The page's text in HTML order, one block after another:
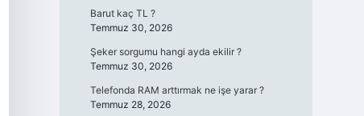
Barut kaç TL ?
Temmuz 30, 2026
Şeker sorgumu hangi ayda ekilir ?
Temmuz 30, 2026
Telefonda RAM arttırmak ne işe yarar ?
Temmuz 28, 2026